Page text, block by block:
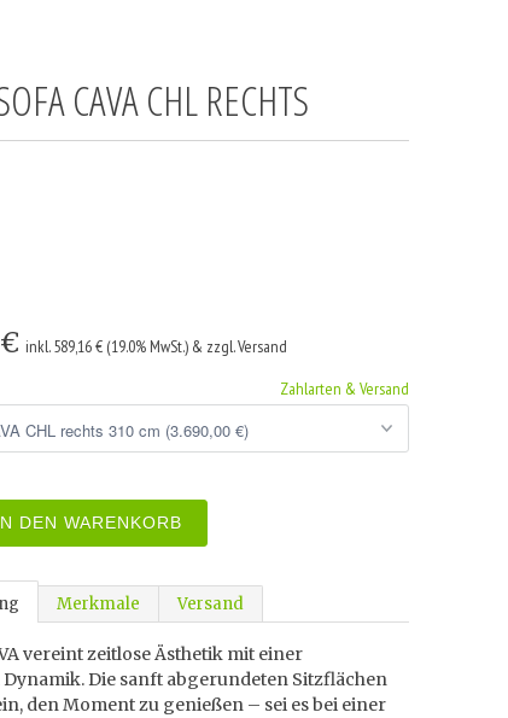
CAVA CHL RECHTS
inkl. 589,16 € (19.0% MwSt.) & zzgl. Versand
Zahlarten & Versand
DEN WARENKORB
Merkmale Versand
vereint zeitlose Ästhetik mit einer
Die sanft abgerundeten Sitzflächen
den Moment zu genießen – sei es bei einer